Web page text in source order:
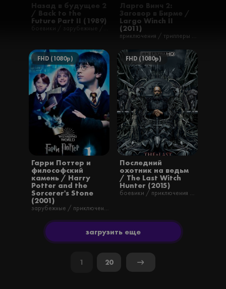
Назад в будущее 2
/ Back to the
Future Part II (1989)
Ларго Винч 2:
Заговор в Бирме /
Largo Winch II
(2011)
приключения / триллеры / фильмы
Гарри Поттер и
философский
камень / Harry
Potter and the
Sorcerer's Stone
(2001)
FHD (1080p)
зарубежные / приключения / семейные / фильмы / фэнтези / русские
Последний
охотник на ведьм
/ The Last Witch
Hunter (2015)
FHD (1080p)
боевики / приключения / фильмы / фэнтези
загрузить еще
1 20